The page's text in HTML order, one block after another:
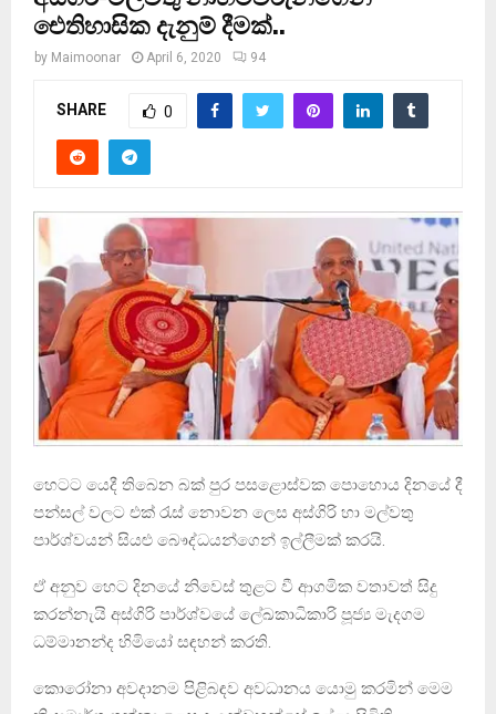
ඓතිහාසික දැනුම් දීමක්..
by Maimoonar April 6, 2020 94
SHARE 0
හෙටට යෙදී තිබෙන බක් පුර පසළොස්වක පොහොය දිනයේ දී
පන්සල් වලට එක් රැස් නොවන ලෙස අස්ගිරි හා මල්වතු
පාර්ශ්වයන් සියළු බෞද්ධයන්ගෙන් ඉල්ලීමක් කරයි.
ඒ අනුව හෙට දිනයේ නිවෙස් තුළට වී ආගමික වතාවත් සිදු
කරන්නැයි අස්ගිරි පාර්ශ්වයේ ලේඛකාධිකාරි පූජ්‍ය මැදගම
ධම්මානන්ද හිමියෝ සඳහන් කරති.
කොරෝනා අවදානම පිළිබඳව අවධානය යොමු කරමින් මෙම